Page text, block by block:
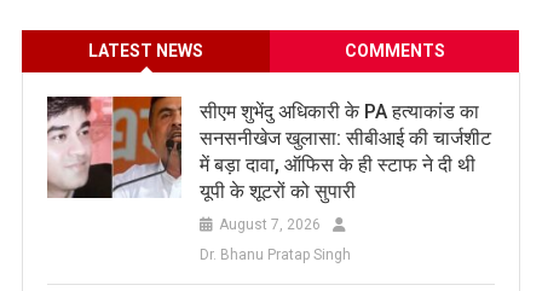
LATEST NEWS COMMENTS
सीएम शुभेंदु अधिकारी के PA हत्याकांड का
सनसनीखेज खुलासा: सीबीआई की चार्जशीट
में बड़ा दावा, ऑफिस के ही स्टाफ ने दी थी
यूपी के शूटरों को सुपारी
August 7, 2026
Dr. Bhanu Pratap Singh